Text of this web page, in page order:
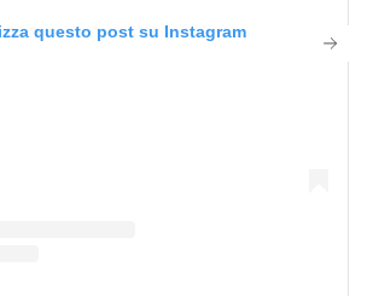
questo post su Instagram